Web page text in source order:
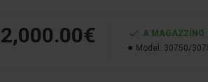
2,000.00€
A MAGAZZINO
Model: 30750/